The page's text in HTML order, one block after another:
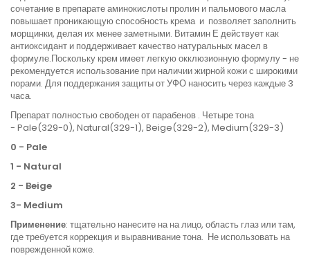
сочетание в препарате аминокислоты пролин и пальмового масла
повышает проникающую способность крема и позволяет заполнить
морщинки, делая их менее заметными. Витамин Е действует как
антиоксидант и поддерживает качество натуральных масел в
формуле.Поскольку крем имеет легкую окклюзионную формулу - не
рекомендуется использование при наличии жирной кожи с широкими
порами. Для поддержания защиты от УФО наносить через каждые 3
часа.
Препарат полностью свободен от парабенов . Четыре тона
- Pale(329-0), Natural(329-1), Beige(329-2), Medium(329-3)
0 - Pale
1 - Natural
2 - Beige
3- Medium
Применение: тщательно нанесите на на лицо, область глаз или там,
где требуется коррекция и выравнивание тона. Не использовать на
поврежденной коже.